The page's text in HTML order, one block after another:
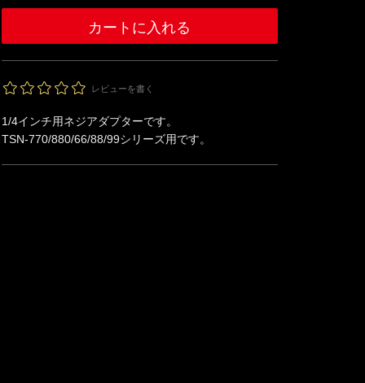
レビューを書く
1/4インチ用ネジアダプターです。
TSN-770/880/66/88/99シリーズ用です。